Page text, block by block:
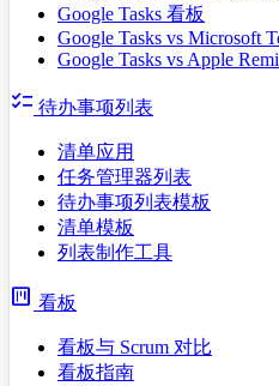
Google Tasks 看板
Google Tasks vs Microsoft
Google Tasks vs Apple
checklist 待办事项列表
清单应用
任务管理器列表
待办事项列表模板
清单模板
列表制作工具
view_kanban 看板
看板与 Scrum 对比
看板指南